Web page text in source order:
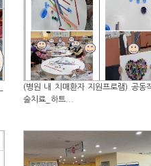
(병원 내 치매환자 지원프로램) 공동
술치료_하트...